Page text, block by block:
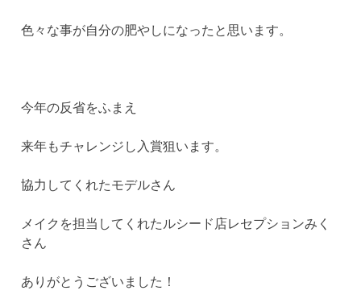
色々な事が自分の肥やしになったと思います。
今年の反省をふまえ
来年もチャレンジし入賞狙います。
協力してくれたモデルさん
メイクを担当してくれたルシード店レセプションみく
さん
ありがとうございました！